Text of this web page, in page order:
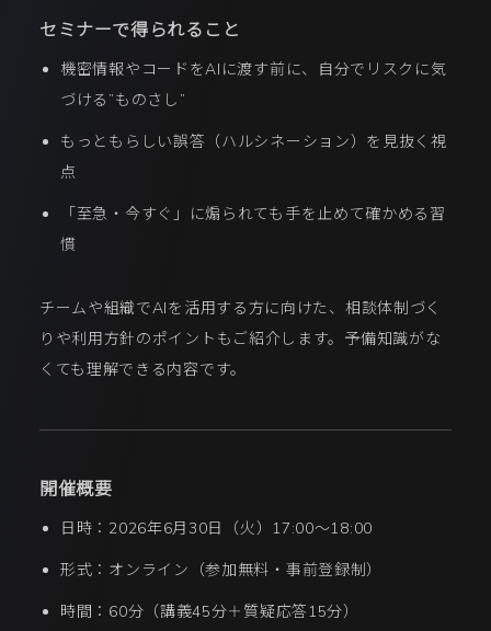
セミナーで得られること
機密情報やコードをAIに渡す前に、自分でリスクに気
づける”ものさし”
もっともらしい誤答（ハルシネーション）を見抜く視
点
「至急・今すぐ」に煽られても手を止めて確かめる習
慣
チームや組織でAIを活用する方に向けた、相談体制づく
りや利用方針のポイントもご紹介します。予備知識がな
くても理解できる内容です。
開催概要
日時：2026年6月30日（火）17:00〜18:00
形式：オンライン（参加無料・事前登録制）
時間：60分（講義45分＋質疑応答15分）